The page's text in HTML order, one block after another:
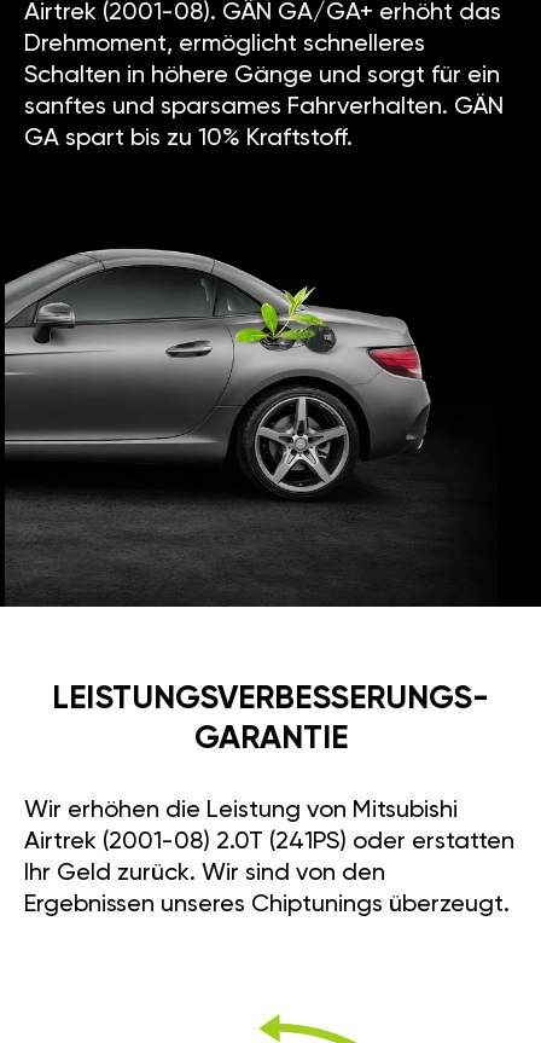
Airtrek (2001-08). GÄN GA/GA+ erhöht das
Drehmoment, ermöglicht schnelleres
Schalten in höhere Gänge und sorgt für ein
sanftes und sparsames Fahrverhalten. GÄN
GA spart bis zu 10% Kraftstoff.
LEISTUNGSVERBESSE­RUNGS­
GARANTIE
Wir erhöhen die Leistung von Mitsubishi
Airtrek (2001-08) 2.0T (241PS) oder erstatten
Ihr Geld zurück. Wir sind von den
Ergebnissen unseres Chiptunings überzeugt.